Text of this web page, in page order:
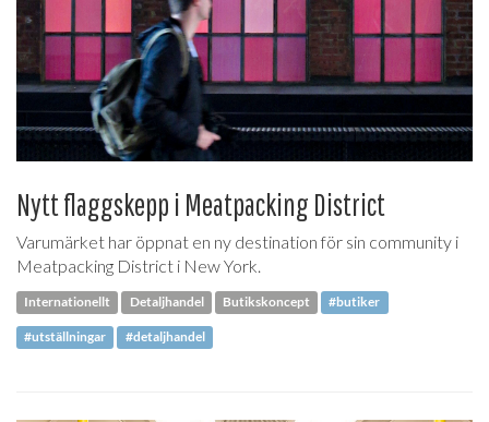
Nytt flaggskepp i Meatpacking District
Varumärket har öppnat en ny destination för sin community i
Meatpacking District i New York.
Internationellt Detaljhandel Butikskoncept #butiker
#utställningar #detaljhandel